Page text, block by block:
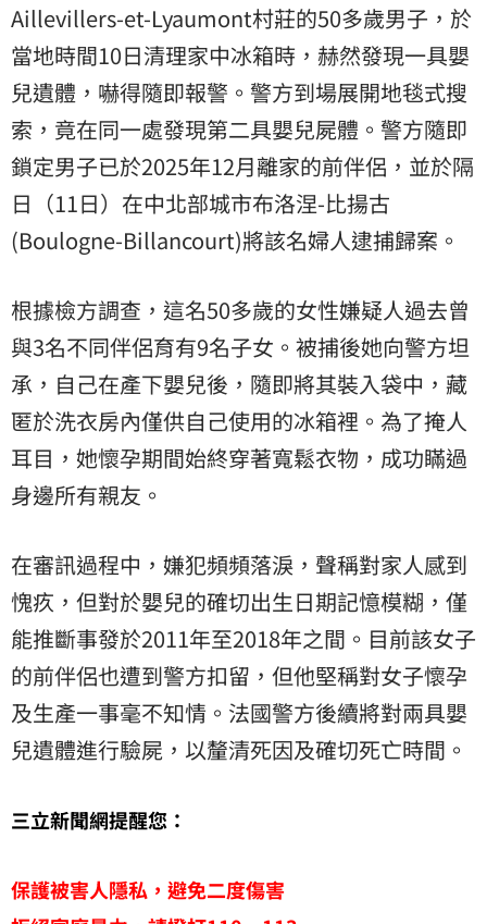
Aillevillers-et-Lyaumont村莊的50多歲男子，於
當地時間10日清理家中冰箱時，赫然發現一具嬰
兒遺體，嚇得隨即報警。警方到場展開地毯式搜
索，竟在同一處發現第二具嬰兒屍體。警方隨即
鎖定男子已於2025年12月離家的前伴侶，並於隔
日（11日）在中北部城市布洛涅-比揚古
(Boulogne-Billancourt)將該名婦人逮捕歸案。
根據檢方調查，這名50多歲的女性嫌疑人過去曾
與3名不同伴侶育有9名子女。被捕後她向警方坦
承，自己在產下嬰兒後，隨即將其裝入袋中，藏
匿於洗衣房內僅供自己使用的冰箱裡。為了掩人
耳目，她懷孕期間始終穿著寬鬆衣物，成功瞞過
身邊所有親友。
在審訊過程中，嫌犯頻頻落淚，聲稱對家人感到
愧疚，但對於嬰兒的確切出生日期記憶模糊，僅
能推斷事發於2011年至2018年之間。目前該女子
的前伴侶也遭到警方扣留，但他堅稱對女子懷孕
及生產一事毫不知情。法國警方後續將對兩具嬰
兒遺體進行驗屍，以釐清死因及確切死亡時間。
三立新聞網提醒您：
保護被害人隱私，避免二度傷害